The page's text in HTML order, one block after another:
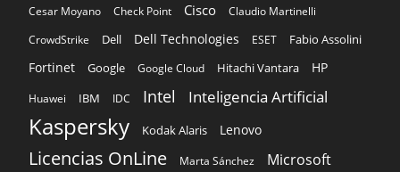
Cesar Moyano
Check Point Cisco
Claudio Martinelli
CrowdStrike
Dell Dell Technologies ESET Fabio Assolini
Fortinet Google Google Cloud Hitachi Vantara HP
Huawei IBM IDC Intel Inteligencia Artificial
Kaspersky Kodak Alaris Lenovo
Licencias OnLine Marta Sánchez
Microsoft